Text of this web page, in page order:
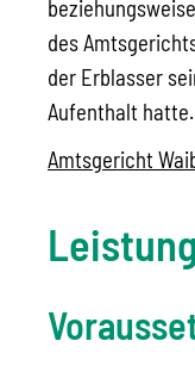
des
der Erblasser
Aufenthalt hatte.
Amtsgericht